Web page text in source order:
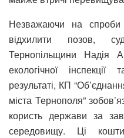
Незважаючи на спроби
відхилити позов,
Тернопільщини Надія
екологічної
результаті, КП
міста Тернополя”
користь держави за
середовищу. Ці